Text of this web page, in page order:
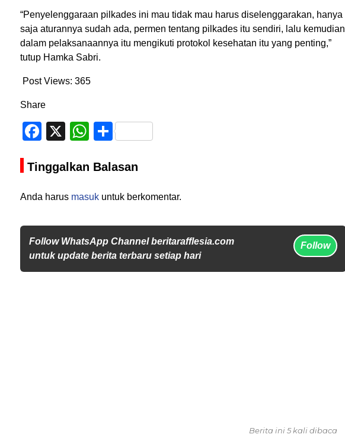
“Penyelenggaraan pilkades ini mau tidak mau harus diselenggarakan, hanya
saja aturannya sudah ada, permen tentang pilkades itu sendiri, lalu kemudian
dalam pelaksanaannya itu mengikuti protokol kesehatan itu yang penting,”
tutup Hamka Sabri.
Post Views: 365
Share
Facebook
X WhatsApp
Share
Tinggalkan Balasan
Anda harus masuk untuk berkomentar.
Follow WhatsApp Channel beritarafflesia.com
untuk update berita terbaru setiap hari
Follow
Berita ini 5 kali dibaca